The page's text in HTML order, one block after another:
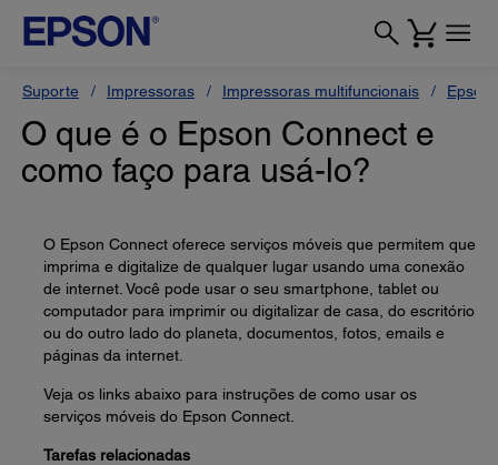
Suporte Impressoras Impressoras multifuncionais Epson
O que é o Epson Connect e
como faço para usá-lo?
O Epson Connect oferece serviços móveis que permitem que
imprima e digitalize de qualquer lugar usando uma conexão
de internet. Você pode usar o seu smartphone, tablet ou
computador para imprimir ou digitalizar de casa, do escritório
ou do outro lado do planeta, documentos, fotos, emails e
páginas da internet.
Veja os links abaixo para instruções de como usar os
serviços móveis do Epson Connect.
Tarefas relacionadas